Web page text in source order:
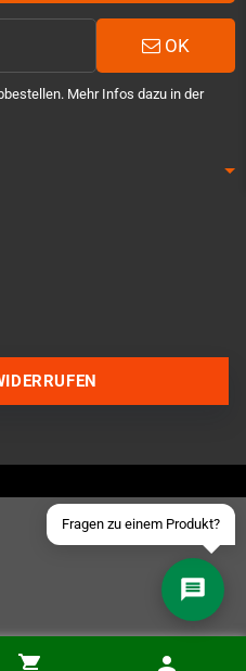
OK
Mehr Infos dazu in der
Fragen zu einem Produkt?
Schick uns eine eMail